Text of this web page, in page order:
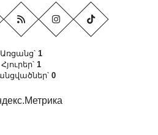
Առցանց՝ 1
Հյուրեր՝ 1
0